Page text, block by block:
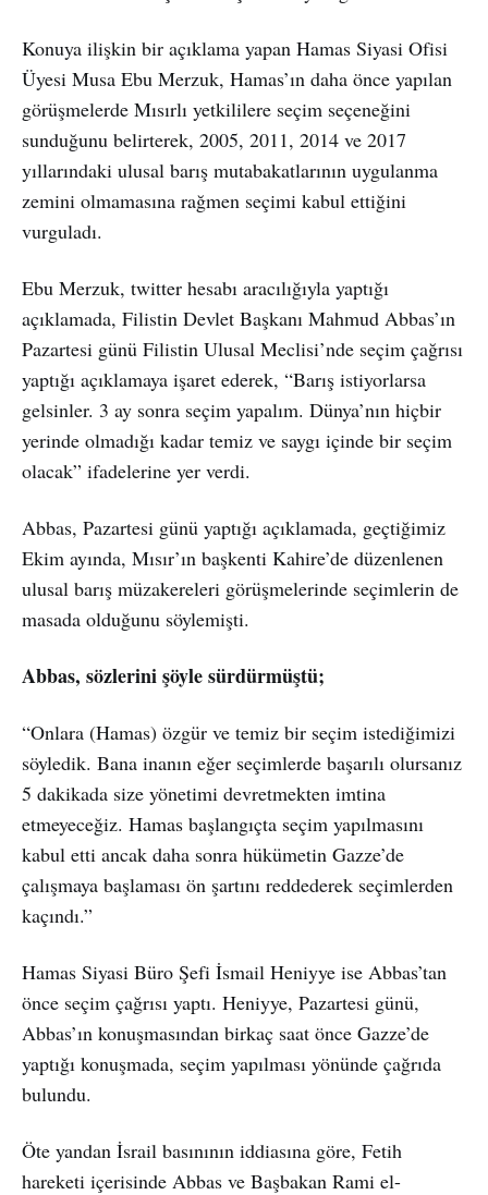
Konuya ilişkin bir açıklama yapan Hamas Siyasi Ofisi
Üyesi Musa Ebu Merzuk, Hamas’ın daha önce yapılan
görüşmelerde Mısırlı yetkililere seçim seçeneğini
sunduğunu belirterek, 2005, 2011, 2014 ve 2017
yıllarındaki ulusal barış mutabakatlarının uygulanma
zemini olmamasına rağmen seçimi kabul ettiğini
vurguladı.
Ebu Merzuk, twitter hesabı aracılığıyla yaptığı
açıklamada, Filistin Devlet Başkanı Mahmud Abbas’ın
Pazartesi günü Filistin Ulusal Meclisi’nde seçim çağrısı
yaptığı açıklamaya işaret ederek, “Barış istiyorlarsa
gelsinler. 3 ay sonra seçim yapalım. Dünya’nın hiçbir
yerinde olmadığı kadar temiz ve saygı içinde bir seçim
olacak” ifadelerine yer verdi.
Abbas, Pazartesi günü yaptığı açıklamada, geçtiğimiz
Ekim ayında, Mısır’ın başkenti Kahire’de düzenlenen
ulusal barış müzakereleri görüşmelerinde seçimlerin de
masada olduğunu söylemişti.
Abbas, sözlerini şöyle sürdürmüştü;
“Onlara (Hamas) özgür ve temiz bir seçim istediğimizi
söyledik. Bana inanın eğer seçimlerde başarılı olursanız
5 dakikada size yönetimi devretmekten imtina
etmeyeceğiz. Hamas başlangıçta seçim yapılmasını
kabul etti ancak daha sonra hükümetin Gazze’de
çalışmaya başlaması ön şartını reddederek seçimlerden
kaçındı.”
Hamas Siyasi Büro Şefi İsmail Heniyye ise Abbas’tan
önce seçim çağrısı yaptı. Heniyye, Pazartesi günü,
Abbas’ın konuşmasından birkaç saat önce Gazze’de
yaptığı konuşmada, seçim yapılması yönünde çağrıda
bulundu.
Öte yandan İsrail basınının iddiasına göre, Fetih
hareketi içerisinde Abbas ve Başbakan Rami el-